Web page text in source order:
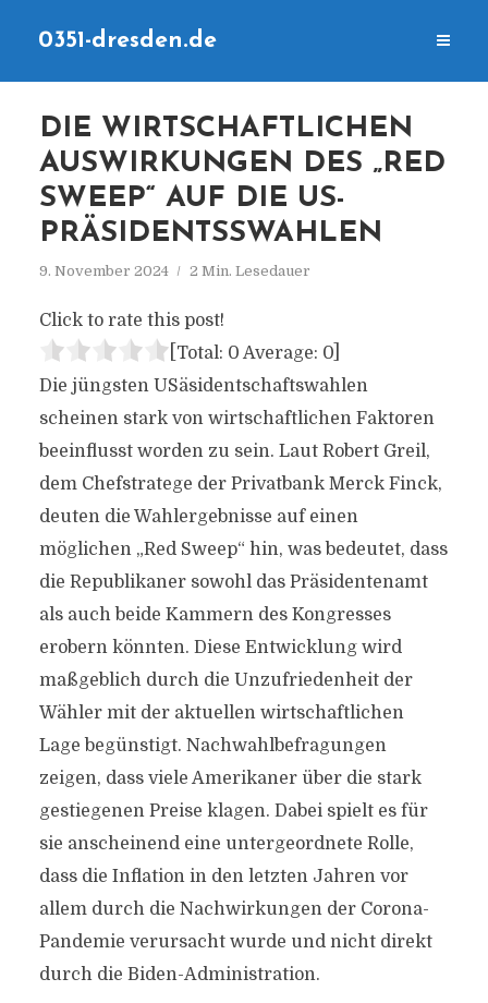
0351-dresden.de
DIE WIRTSCHAFTLICHEN
AUSWIRKUNGEN DES „RED
SWEEP“ AUF DIE US-
PRÄSIDENTSSWAHLEN
9. November 2024 2 Min. Lesedauer
Click to rate this post!
[Total: 0 Average: 0]
Die jüngsten USäsidentschaftswahlen
scheinen stark von wirtschaftlichen Faktoren
beeinflusst worden zu sein. Laut Robert Greil,
dem Chefstratege der Privatbank Merck Finck,
deuten die Wahlergebnisse auf einen
möglichen „Red Sweep“ hin, was bedeutet, dass
die Republikaner sowohl das Präsidentenamt
als auch beide Kammern des Kongresses
erobern könnten. Diese Entwicklung wird
maßgeblich durch die Unzufriedenheit der
Wähler mit der aktuellen wirtschaftlichen
Lage begünstigt. Nachwahlbefragungen
zeigen, dass viele Amerikaner über die stark
gestiegenen Preise klagen. Dabei spielt es für
sie anscheinend eine untergeordnete Rolle,
dass die Inflation in den letzten Jahren vor
allem durch die Nachwirkungen der Corona-
Pandemie verursacht wurde und nicht direkt
durch die Biden-Administration.